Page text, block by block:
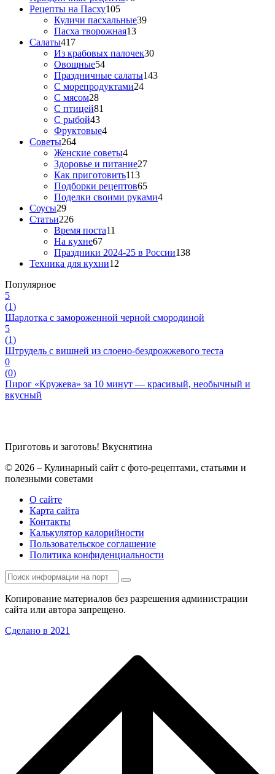
Рецепты на Пасху105
Куличи пасхальные39
Пасха творожная13
Салаты417
Из крабовых палочек30
Овощные54
Праздничные салаты143
С морепродуктами24
С мясом28
С птицей81
С рыбой43
Фруктовые4
Советы264
Женские советы4
Здоровье и питание27
Как приготовить113
Подборки рецептов65
Поделки своими руками4
Соусы29
Статьи226
Время поста11
На кухне67
Праздники 2024-25 в России138
Техника для кухни12
Популярное
5
(1)
Шарлотка с замороженной черной смородиной
5
(1)
Штрудель с вишней из слоено-бездрожжевого теста
0
(0)
Пирог «Кружева» за 10 минут — красивый, необычный и
вкусный
Приготовь и заготовь! Вкуснятина
© 2026 – Кулинарный сайт с фото-рецептами, статьями и
полезными советами
О сайте
Карта сайта
Контакты
Калькулятор калорийности
Пользовательское соглашение
Политика конфиденциальности
Копирование материалов без разрешения администрации
сайта или автора запрещено.
Сделано в 2021